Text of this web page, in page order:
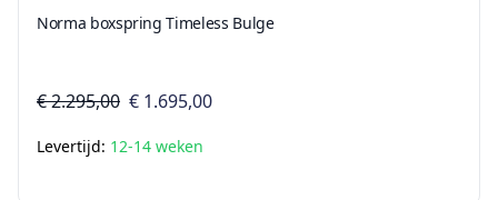
Norma boxspring Timeless Bulge
€ 2.295,00 € 1.695,00
Levertijd: 12-14 weken